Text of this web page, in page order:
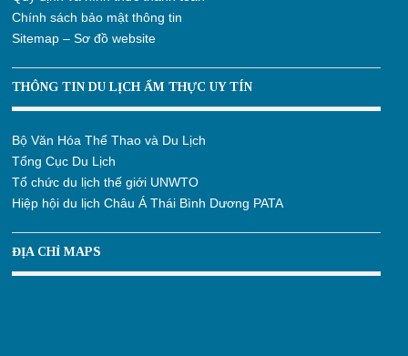
Chính sách bảo mật thông tin
Sitemap – Sơ đồ website
THÔNG TIN DU LỊCH ẨM THỰC UY TÍN
Bộ Văn Hóa Thể Thao và Du Lịch
Tổng Cục Du Lịch
Tổ chức du lịch thế giới UNWTO
Hiệp hội du lịch Châu Á Thái Bình Dương PATA
ĐỊA CHỈ MAPS